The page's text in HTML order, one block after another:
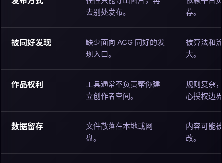
去别处发布。
荐。
被同好发现
缺少面向 ACG 同好的发
现入口。
被算法和
大。
作品权利
工具通常不负责帮你建
立创作者空间。
规则复杂
心授权边
数据留存
文件散落在本地或网
盘。
内容可能
改。